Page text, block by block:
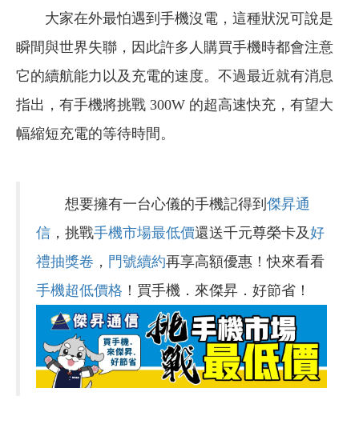
大家在外最怕遇到手機沒電，這種狀況可說是
瞬間與世界失聯，因此許多人購買手機時都會注意
它的續航能力以及充電的速度。不過最近就有消息
指出，有手機將挑戰 300W 的超高速快充，有望大
幅縮短充電的等待時間。
想要擁有一台心儀的手機記得到 傑昇通
信 ，挑戰手機市場最低價還送千元尊榮卡及好
禮抽獎卷 ， 門號續約再享高額優惠！快來看看
手機超低價格 ！買手機．來傑昇．好節省！